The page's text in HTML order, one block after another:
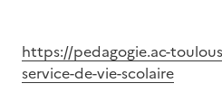
https://pedagogie.ac-
service-de-vie-scolaire